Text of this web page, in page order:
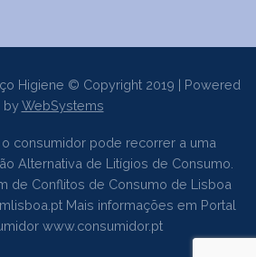
Higiene © Copyright 2019 | Powered
byWebSystems
consumidor pode recorrer a uma
Alternativa de Litígios de Consumo.
de Conflitos de Consumo de Lisboa
Mais informações em Portal
www.consumidor.pt